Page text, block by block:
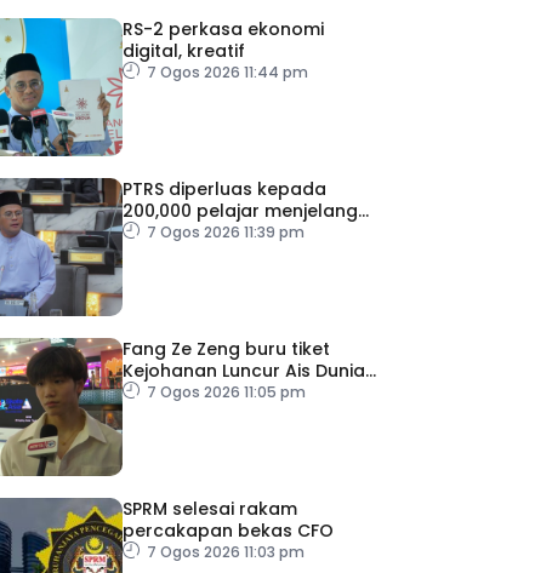
RS-2 perkasa ekonomi
digital, kreatif
7 Ogos 2026 11:44 pm
PTRS diperluas kepada
200,000 pelajar menjelang
20307 Ogos 2026 11:39 pm
Fang Ze Zeng buru tiket
Kejohanan Luncur Ais Dunia
20277 Ogos 2026 11:05 pm
SPRM selesai rakam
percakapan bekas CFO
7 Ogos 2026 11:03 pm